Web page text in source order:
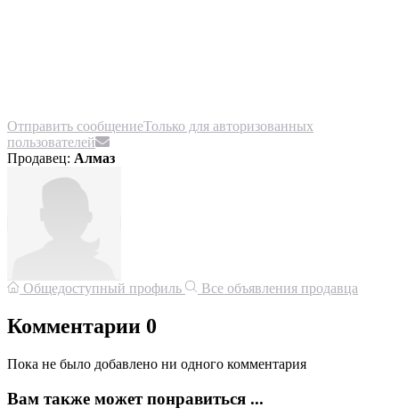
Отправить сообщениеТолько для авторизованных
пользователей
Продавец: Алмаз
Общедоступный профиль Все объявления продавца
Комментарии 0
Пока не было добавлено ни одного комментария
Вам также может понравиться ...